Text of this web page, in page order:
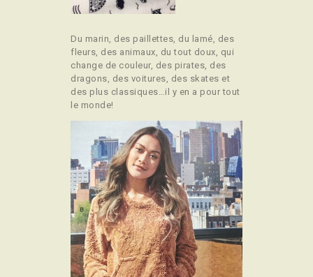
Du marin, des paillettes, du lamé, des
fleurs, des animaux, du tout doux, qui
change de couleur, des pirates, des
dragons, des voitures, des skates et
des plus classiques…il y en a pour tout
le monde!